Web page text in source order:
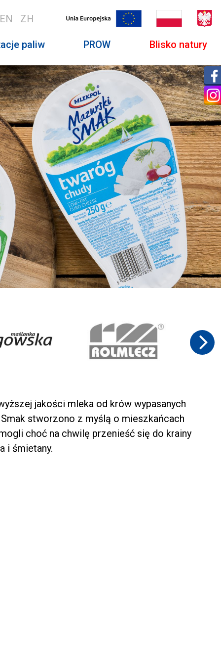
EN ZH
paliw PROW Blisko natury
jakości mleka od krów wypasanych
stworzono z myślą o mieszkańcach
choć na chwilę przenieść się do krainy
i śmietany.